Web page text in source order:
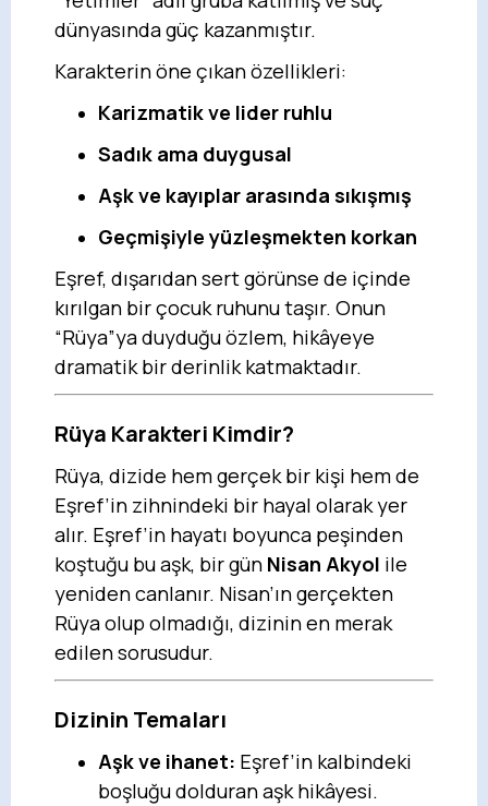
dünyasında güç kazanmıştır.
Karakterin öne çıkan özellikleri:
Karizmatik ve lider ruhlu
Sadık ama duygusal
Aşk ve kayıplar arasında sıkışmış
Geçmişiyle yüzleşmekten korkan
Eşref, dışarıdan sert görünse de içinde
kırılgan bir çocuk ruhunu taşır. Onun
“Rüya”ya duyduğu özlem, hikâyeye
dramatik bir derinlik katmaktadır.
Rüya Karakteri Kimdir?
Rüya, dizide hem gerçek bir kişi hem de
Eşref’in zihnindeki bir hayal olarak yer
alır. Eşref’in hayatı boyunca peşinden
koştuğu bu aşk, bir gün Nisan Akyol ile
yeniden canlanır. Nisan’ın gerçekten
Rüya olup olmadığı, dizinin en merak
edilen sorusudur.
Dizinin Temaları
Aşk ve ihanet: Eşref’in kalbindeki
boşluğu dolduran aşk hikâyesi.